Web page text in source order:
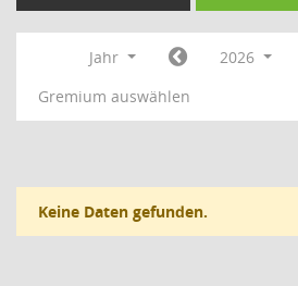
Jahr
2026
Gremium auswählen
Keine Daten gefunden.